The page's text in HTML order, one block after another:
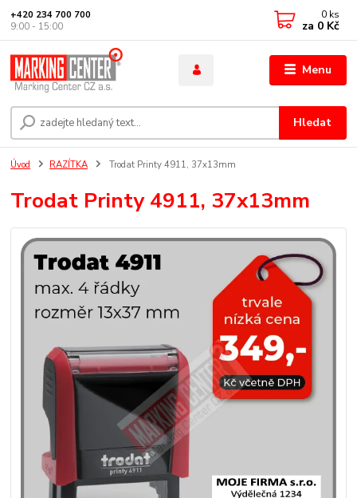
Menu
Hledat
+420 234 700 700
9:00 - 15:00
0 ks
za 0 Kč
Úvod RAZÍTKA Trodat Printy 4911, 37x13mm
Trodat Printy 4911, 37x13mm